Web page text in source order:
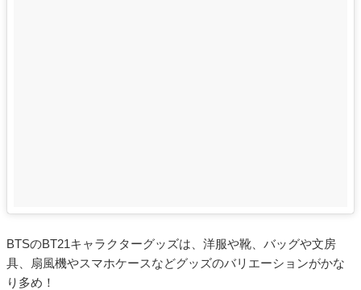
BTSのBT21キャラクターグッズは、洋服や靴、バッグや文房
具、扇風機やスマホケースなどグッズのバリエーションがかな
り多め！